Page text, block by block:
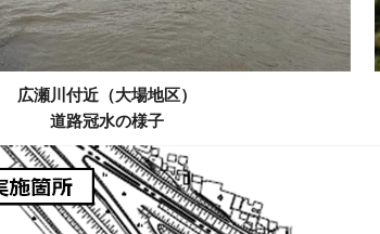
広瀬川付近（大場地区）
道路冠水の様子